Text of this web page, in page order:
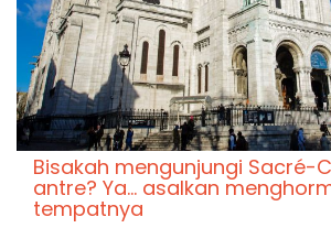
Bisakah mengunjungi
antre? Ya... asalkan
tempatnya